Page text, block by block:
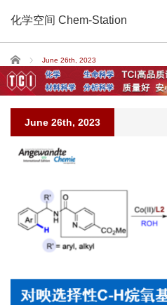
化学空间 Chem-Station
Home June 26th, 2023
June 26th, 2023